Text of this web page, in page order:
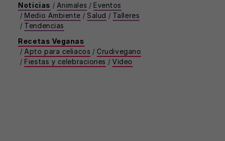
Noticias / Animales / Eventos
/ Medio Ambiente / Salud / Talleres
/ Tendencias
Recetas Veganas
/ Apto para celiacos / Crudivegano
/ Fiestas y celebraciones / Video